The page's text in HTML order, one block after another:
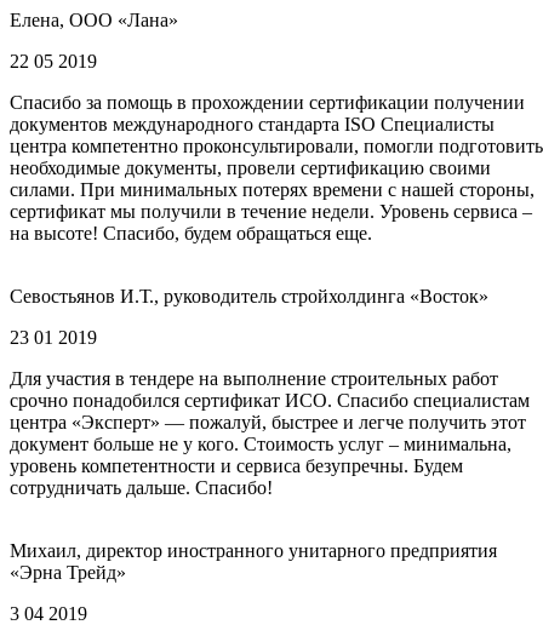
Елена, ООО «Лана»
22 05 2019
Спасибо за помощь в прохождении сертификации получении
документов международного стандарта ISO Специалисты
центра компетентно проконсультировали, помогли подготовить
необходимые документы, провели сертификацию своими
силами. При минимальных потерях времени с нашей стороны,
сертификат мы получили в течение недели. Уровень сервиса –
на высоте! Спасибо, будем обращаться еще.
Севостьянов И.Т., руководитель стройхолдинга «Восток»
23 01 2019
Для участия в тендере на выполнение строительных работ
срочно понадобился сертификат ИСО. Спасибо специалистам
центра «Эксперт» — пожалуй, быстрее и легче получить этот
документ больше не у кого. Стоимость услуг – минимальна,
уровень компетентности и сервиса безупречны. Будем
сотрудничать дальше. Спасибо!
Михаил, директор иностранного унитарного предприятия
«Эрна Трейд»
3 04 2019